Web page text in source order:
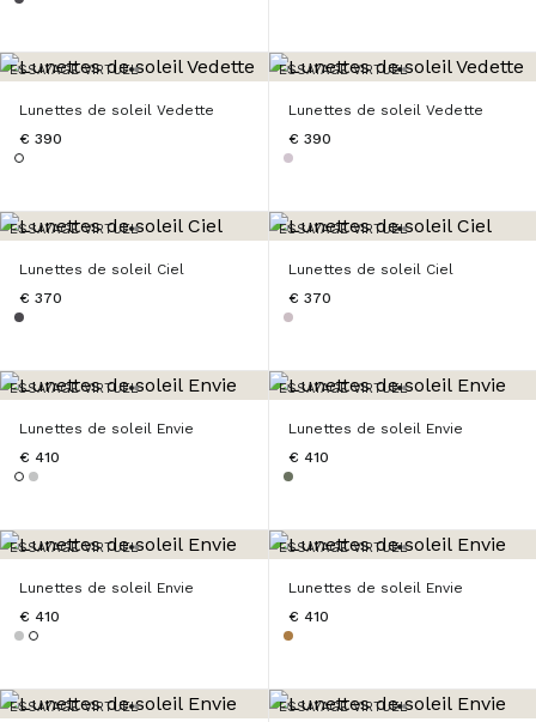
ESSAYAGE VIRTUEL
Lunettes de soleil Vedette
€ 390
ESSAYAGE VIRTUEL
Lunettes de soleil Vedette
€ 390
ESSAYAGE VIRTUEL
Lunettes de soleil Ciel
€ 370
ESSAYAGE VIRTUEL
Lunettes de soleil Ciel
€ 370
ESSAYAGE VIRTUEL
Lunettes de soleil Envie
€ 410
ESSAYAGE VIRTUEL
Lunettes de soleil Envie
€ 410
ESSAYAGE VIRTUEL
Lunettes de soleil Envie
€ 410
ESSAYAGE VIRTUEL
Lunettes de soleil Envie
€ 410
ESSAYAGE VIRTUEL ESSAYAGE VIRTUEL